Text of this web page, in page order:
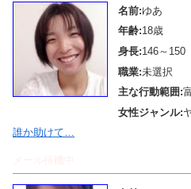
名前:ゆあ
年齢:18歳
身長:146～150
職業:未選択
主な行動範囲:
女性ジャンル:
誰か助けて…